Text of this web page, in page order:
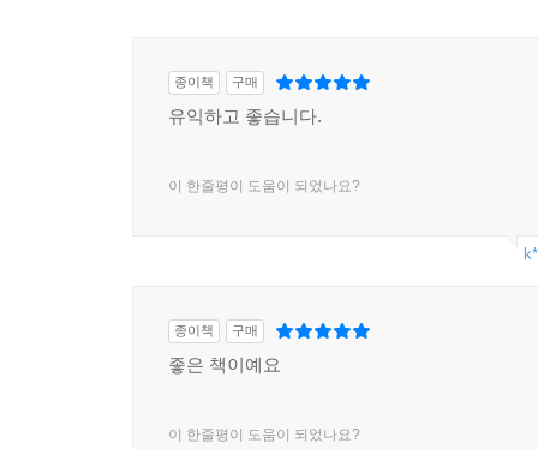
‘공리주의(utilitarianism)’와 ‘의무론
자살하는 행위, 흉악범의 자살, 한 사람이 희생
‘DEATH’는 지금도 계속되고 있다.
종이책 구매
유익하고 좋습니다.
이 한줄평이 도움이 되었나요?
종이책 구매
좋은 책이예요
이 한줄평이 도움이 되었나요?